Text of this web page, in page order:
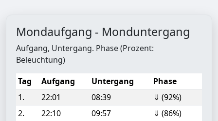
Mondaufgang - Monduntergang
Aufgang, Untergang. Phase (Prozent:
Beleuchtung)
Tag
Aufgang Untergang
Phase
1.
22:01 08:39
⇓ (92%)
2.
22:10 09:57
⇓ (86%)